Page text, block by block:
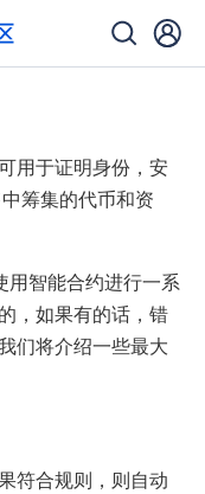
用于证明身份，安
筹集的代币和资
用智能合约进行一系
，如果有的话，错
们将介绍一些最大
符合规则，则自动